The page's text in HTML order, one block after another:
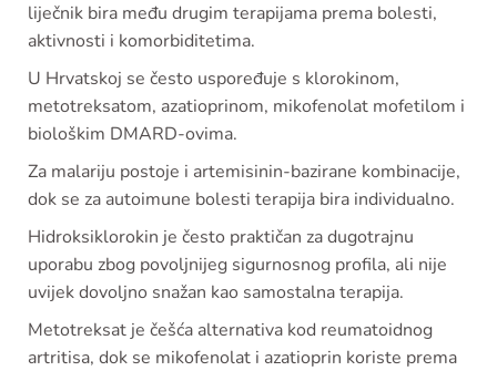
liječnik bira među drugim terapijama prema bolesti,
aktivnosti i komorbiditetima.
U Hrvatskoj se često uspoređuje s klorokinom,
metotreksatom, azatioprinom, mikofenolat mofetilom i
biološkim DMARD-ovima.
Za malariju postoje i artemisinin-bazirane kombinacije,
dok se za autoimune bolesti terapija bira individualno.
Hidroksiklorokin je često praktičan za dugotrajnu
uporabu zbog povoljnijeg sigurnosnog profila, ali nije
uvijek dovoljno snažan kao samostalna terapija.
Metotreksat je češća alternativa kod reumatoidnog
artritisa, dok se mikofenolat i azatioprin koriste prema